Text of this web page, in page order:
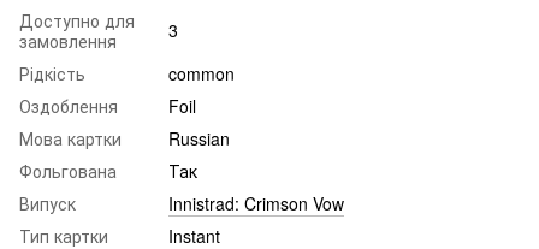
Доступно для
замовлення
3
Рідкість
common
Оздоблення
Foil
Мова картки
Russian
Фольгована
Так
Випуск
Innistrad: Crimson Vow
Тип картки
Instant